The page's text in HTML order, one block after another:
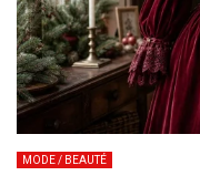
MODE / BEAUTÉ